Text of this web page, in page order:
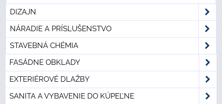
DIZAJN
NÁRADIE A PRÍSLUŠENSTVO
STAVEBNÁ CHÉMIA
FASÁDNE OBKLADY
EXTERIÉROVÉ DLAŽBY
SANITA A VYBAVENIE DO KÚPEĽNE